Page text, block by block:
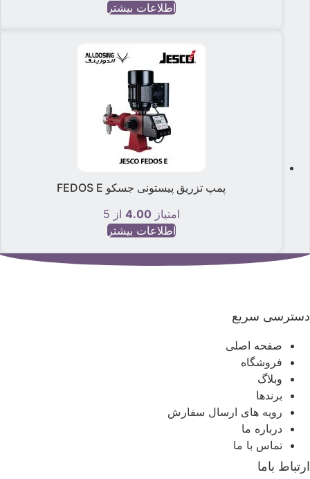
اطلاعات بیشتر
پمپ تزریق پیستونی جسکو FEDOS E
امتیاز 4.00از 5
اطلاعات بیشتر
دسترسی سریع
صفحه اصلی
فروشگاه
وبلاگ
برندها
رویه های ارسال سفارش
درباره ما
تماس با ما
ارتباط باما